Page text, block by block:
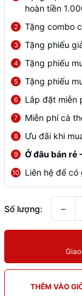
hoàn tiền
2 Tặng combo
3 Tặng phiếu
4 Tặng phiếu
5 Tặng phiếu
6 Lắp đặt miễn
7 Miễn phí cà
8 Ưu đãi khi
9 Ở đâu bán rẻ
10 Liên hệ để
Số lượng: −
THÊM VÀO